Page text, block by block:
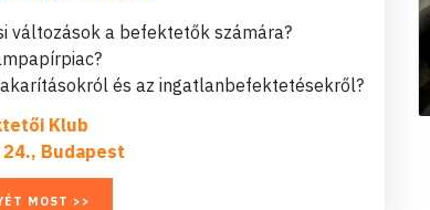
változások a befektetők számára?
és az ingatlanbefektetésekről?
Klub
Budapest
MOST >>